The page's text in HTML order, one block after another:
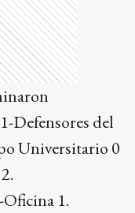
Defensores del
Universitario 0
1.